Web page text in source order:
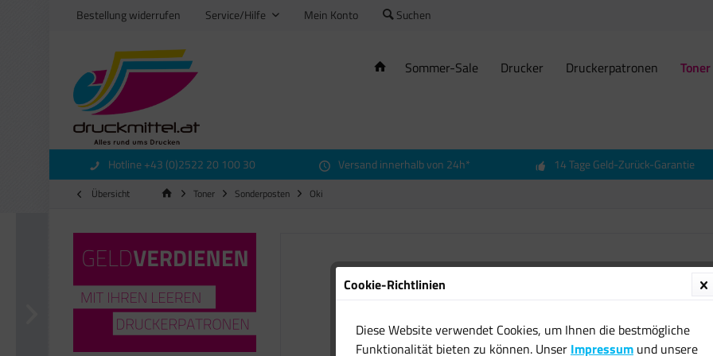
Bestellung widerrufen Service/Hilfe Mein Konto Suchen
Sommer-Sale Drucker Druckerpatronen Toner
Hotline +43 (0)2522 20 100 30 Versand innerhalb von 24h* 14 Tage Geld-Zurück-Garantie
Übersicht Toner Sonderposten Oki
cyan
360
Cookie-Richtlinien
Diese Website verwendet Cookies, um Ihnen die bestmögliche
Funktionalität bieten zu können. Unser Impressum und unsere